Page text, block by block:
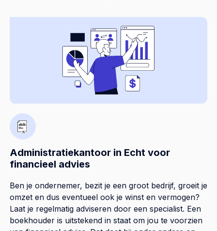
Administratiekantoor in Echt voor
financieel advies
Ben je ondernemer, bezit je een groot bedrijf, groeit je
omzet en dus eventueel ook je winst en vermogen?
Laat je regelmatig adviseren door een specialist. Een
boekhouder is uitstekend in staat om jou te voorzien